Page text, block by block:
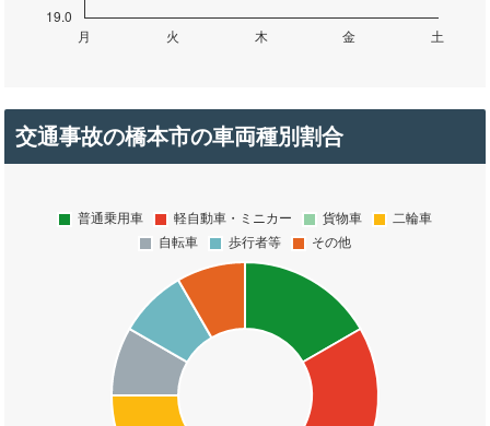
交通事故の橋本市の車両種別割合